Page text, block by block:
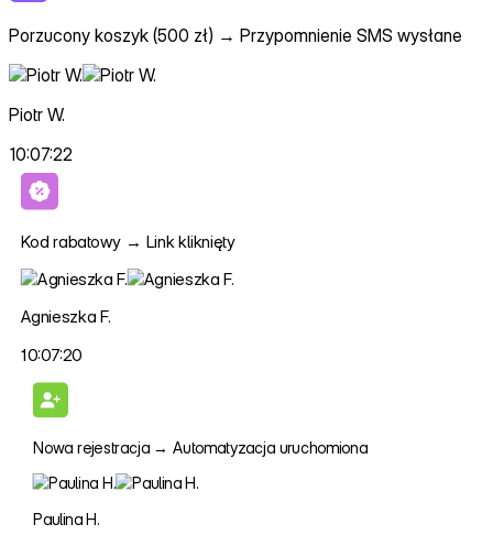
Porzucony koszyk (500 zł) → Przypomnienie SMS wysłane
Piotr W.
10:07:22
Kod rabatowy → Link kliknięty
Agnieszka F.
10:07:20
Nowa rejestracja→Automatyzacja uruchomiona
Paulina H.